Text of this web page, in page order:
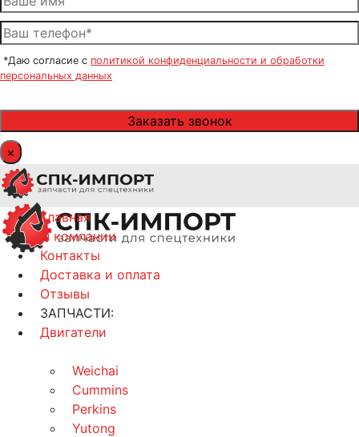
*Даю согласие с политикой конфиденциальности и обработки
персональных данных
×
Главная
О компании
Контакты
Доставка и оплата
Отзывы
ЗАПЧАСТИ:
Двигатели
Weichai
Cummins
Perkins
Yutong